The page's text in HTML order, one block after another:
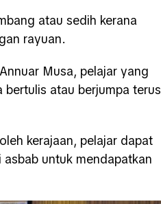
atau sedih kerana
rayuan.
Musa, pelajar yang
atau berjumpa terus
kerajaan, pelajar dapat
untuk mendapatkan